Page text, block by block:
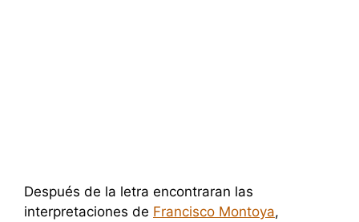
Después de la letra encontraran las
interpretaciones de Francisco Montoya,